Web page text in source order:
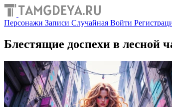
Персонажи Записи Случайная Войти
Блестящие доспехи в лесной